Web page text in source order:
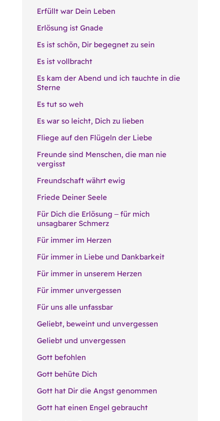
Erfüllt war Dein Leben
Erlösung ist Gnade
Es ist schön, Dir begegnet zu sein
Es ist vollbracht
Es kam der Abend und ich tauchte in die
Sterne
Es tut so weh
Es war so leicht, Dich zu lieben
Fliege auf den Flügeln der Liebe
Freunde sind Menschen, die man nie
vergisst
Freundschaft währt ewig
Friede Deiner Seele
Für Dich die Erlösung ‒ für mich
unsagbarer Schmerz
Für immer im Herzen
Für immer in Liebe und Dankbarkeit
Für immer in unserem Herzen
Für immer unvergessen
Für uns alle unfassbar
Geliebt, beweint und unvergessen
Geliebt und unvergessen
Gott befohlen
Gott behüte Dich
Gott hat Dir die Angst genommen
Gott hat einen Engel gebraucht